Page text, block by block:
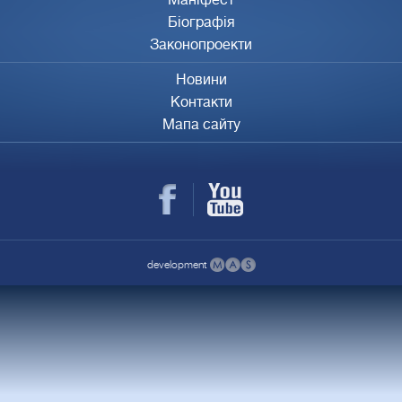
Біографія
Законопроекти
Новини
Контакти
Мапа сайту
development